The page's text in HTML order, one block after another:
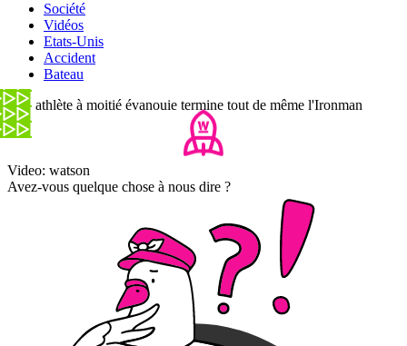
Société
Vidéos
Etats-Unis
Accident
Bateau
Une athlète à moitié évanouie termine tout de même l'Ironman
Video: watson
Avez-vous quelque chose à nous dire ?